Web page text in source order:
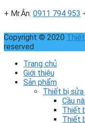
+ Mr.Ân: 0911 794 953
Copyright © 2020
reserved
Trang chủ
Giới thiệu
Sản phẩm
Thiết bị
Cầu
Thiết
Thiết